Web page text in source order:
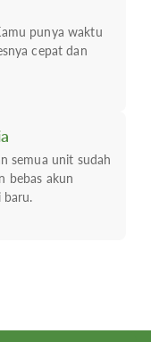
punya waktu
cepat dan
semua unit sudah
bebas akun
baru.